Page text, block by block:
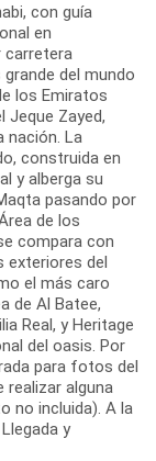
con guía
en
carretera
del mundo
los Emiratos
Jeque Zayed,
nación. La
construida en
y alberga su
pasando por
de los
compara con
exteriores del
el más caro
de Al Batee,
Real, y Heritage
del oasis. Por
para fotos del
realizar alguna
no incluida). A la
y